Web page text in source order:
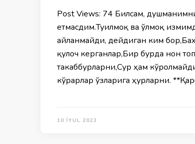
Post Views: 74 Билсам,
етмасдим.Туғилмоқ ва ўлмоқ
айланмайди, дейдиган ким
қулоч керганлар,Бир бурда нон
такаббурларни,Сур ҳам
кўрарлар ўзларига ҳурларни.
10 İYUL 2023